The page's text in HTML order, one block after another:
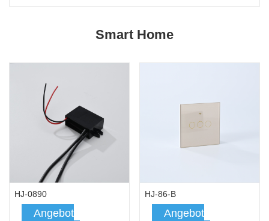
Smart Home
HJ-0890
Angebot
HJ-86-B
Angebot